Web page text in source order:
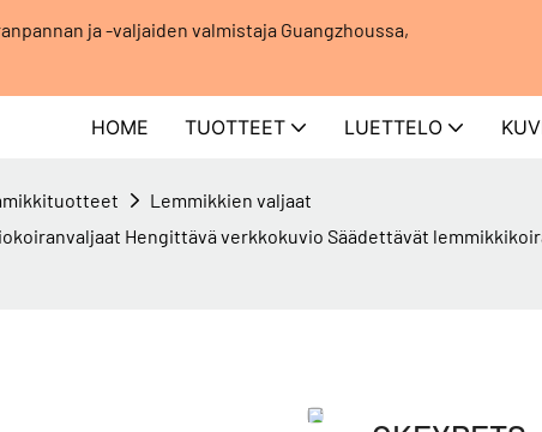
ja -valjaiden valmistaja Guangzhoussa,
HOME TUOTTEET LUETTELO
Lemmikkien valjaat
Hengittävä verkkokuvio Säädettävät